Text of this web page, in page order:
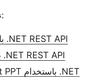
نوصي بشدة بزيارة المدونات التالية:
تحويل JPG إلى Word باستخدام .NET REST API
تحويل MPP إلى PDF باستخدام .NET REST API